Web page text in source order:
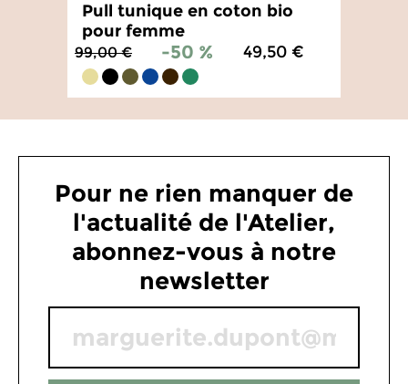
Pull tunique en coton bio
pour femme
99,00 € -50 % 49,50 €
Pour ne rien manquer de
l'actualité de l'Atelier,
abonnez-vous à notre
newsletter